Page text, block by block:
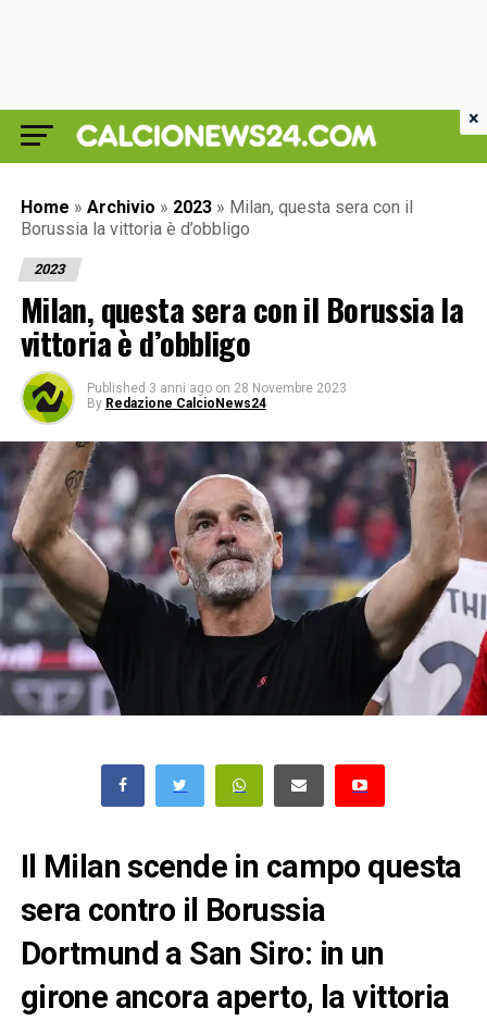
Home » Archivio » 2023 » Milan, questa sera con il
Borussia la vittoria è d’obbligo
2023
Milan, questa sera con il Borussia la
vittoria è d’obbligo
Published 3 anni ago on 28 Novembre 2023
By Redazione CalcioNews24
Il Milan scende in campo questa
sera contro il Borussia
Dortmund a San Siro: in un
girone ancora aperto, la vittoria
×